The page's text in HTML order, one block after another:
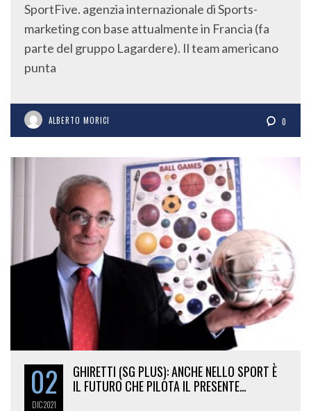
SportFive. agenzia internazionale di Sports-
marketing con base attualmente in Francia (fa
parte del gruppo Lagardere). Il team americano
punta
ALBERTO MORICI 0
02
DIC2021
GHIRETTI (SG PLUS): ANCHE NELLO SPORT È
IL FUTURO CHE PILOTA IL PRESENTE…